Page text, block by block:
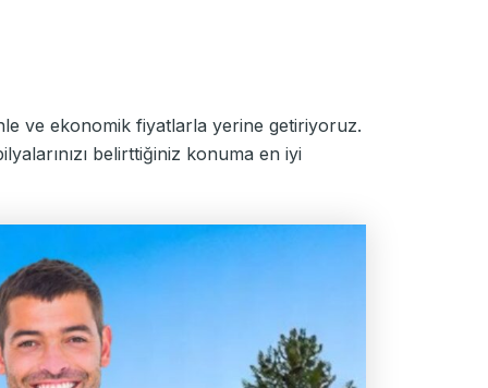
ve ekonomik fiyatlarla yerine getiriyoruz.
belirttiğiniz konuma en iyi